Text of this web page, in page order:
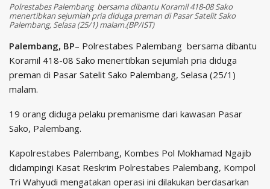
Polrestabes Palembang bersama dibantu Koramil 418-08 Sako
menertibkan sejumlah pria diduga preman di Pasar Satelit Sako
Palembang, Selasa (25/1) malam.(BP/IST)
Palembang, BP– Polrestabes Palembang bersama dibantu
Koramil 418-08 Sako menertibkan sejumlah pria diduga
preman di Pasar Satelit Sako Palembang, Selasa (25/1)
malam.
19 orang diduga pelaku premanisme dari kawasan Pasar
Sako, Palembang.
Kapolrestabes Palembang, Kombes Pol Mokhamad Ngajib
didampingi Kasat Reskrim Polrestabes Palembang, Kompol
Tri Wahyudi mengatakan operasi ini dilakukan berdasarkan